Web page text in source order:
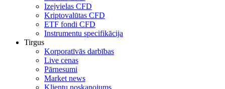
Izejvielas CFD
Kriptovalūtas CFD
ETF fondi CFD
Instrumentu specifikācija
Tirgus
Korporatīvās darbības
Live cenas
Pārnesumi
Market news
Klientu noskaņojums